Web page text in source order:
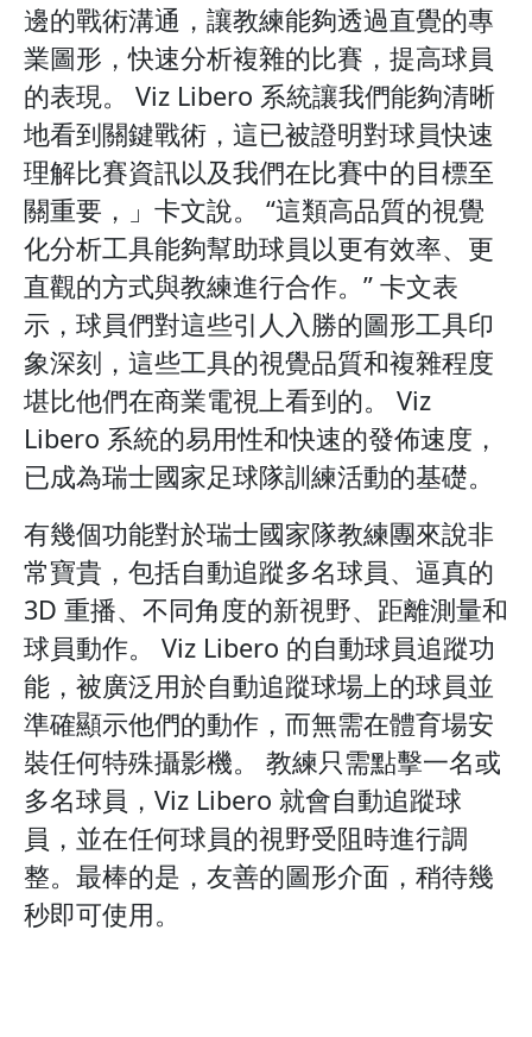
邊的戰術溝通，讓教練能夠透過直覺的專
業圖形，快速分析複雜的比賽，提高球員
的表現。 Viz Libero 系統讓我們能夠清晰
地看到關鍵戰術，這已被證明對球員快速
理解比賽資訊以及我們在比賽中的目標至
關重要，」卡文說。 “這類高品質的視覺
化分析工具能夠幫助球員以更有效率、更
直觀的方式與教練進行合作。” 卡文表
示，球員們對這些引人入勝的圖形工具印
象深刻，這些工具的視覺品質和複雜程度
堪比他們在商業電視上看到的。 Viz
Libero 系統的易用性和快速的發佈速度，
已成為瑞士國家足球隊訓練活動的基礎。
有幾個功能對於瑞士國家隊教練團來說非
常寶貴，包括自動追蹤多名球員、逼真的
3D 重播、不同角度的新視野、距離測量和
球員動作。 Viz Libero 的自動球員追蹤功
能，被廣泛用於自動追蹤球場上的球員並
準確顯示他們的動作，而無需在體育場安
裝任何特殊攝影機。 教練只需點擊一名或
多名球員，Viz Libero 就會自動追蹤球
員，並在任何球員的視野受阻時進行調
整。最棒的是，友善的圖形介面，稍待幾
秒即可使用。